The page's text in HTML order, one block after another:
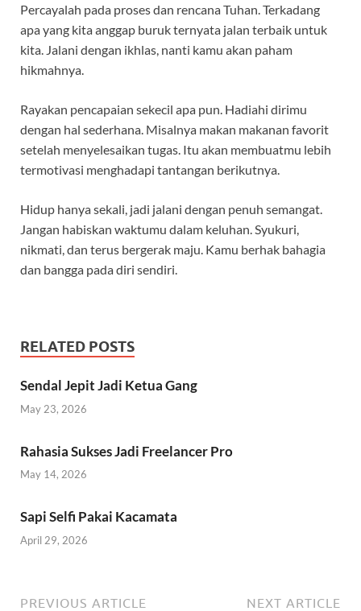
Percayalah pada proses dan rencana Tuhan. Terkadang
apa yang kita anggap buruk ternyata jalan terbaik untuk
kita. Jalani dengan ikhlas, nanti kamu akan paham
hikmahnya.
Rayakan pencapaian sekecil apa pun. Hadiahi dirimu
dengan hal sederhana. Misalnya makan makanan favorit
setelah menyelesaikan tugas. Itu akan membuatmu lebih
termotivasi menghadapi tantangan berikutnya.
Hidup hanya sekali, jadi jalani dengan penuh semangat.
Jangan habiskan waktumu dalam keluhan. Syukuri,
nikmati, dan terus bergerak maju. Kamu berhak bahagia
dan bangga pada diri sendiri.
RELATED POSTS
Sendal Jepit Jadi Ketua Gang
May 23, 2026
Rahasia Sukses Jadi Freelancer Pro
May 14, 2026
Sapi Selfi Pakai Kacamata
April 29, 2026
PREVIOUS ARTICLE NEXT ARTICLE